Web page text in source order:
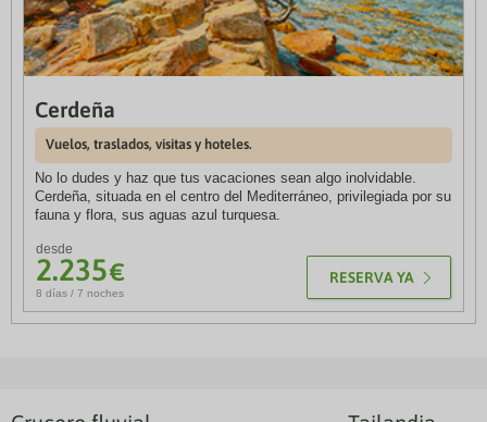
Cerdeña
Vuelos, traslados, visitas y hoteles.
No lo dudes y haz que tus vacaciones sean algo inolvidable.
Cerdeña, situada en el centro del Mediterráneo, privilegiada por su
fauna y flora, sus aguas azul turquesa.
desde
2.235€
8 días / 7 noches
RESERVA YA
Vuelos, traslados, visitas y hoteles
8 días / 7 noches
desde
1.296€
Vuelos, traslados, visitas y hoteles 4*
8 días / 7 noches 1.899 €
Bellezas de Suiza
Vuelos, traslados, visitas y hoteles